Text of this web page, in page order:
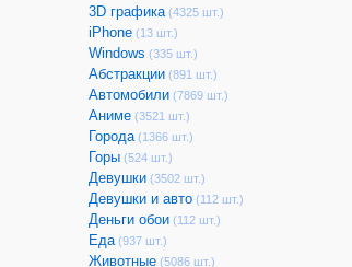
3D графика (4325 шт.)
iPhone (13 шт.)
Windows (335 шт.)
Абстракции (891 шт.)
Автомобили (7869 шт.)
Аниме (3521 шт.)
Города (1366 шт.)
Горы (524 шт.)
Девушки (3502 шт.)
Девушки и авто (112 шт.)
Деньги обои (112 шт.)
Еда (937 шт.)
Животные (5086 шт.)